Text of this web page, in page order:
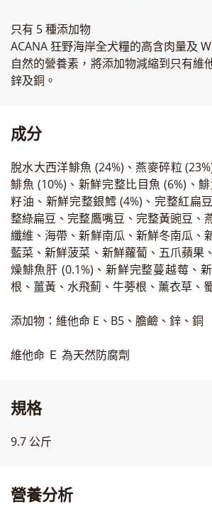
只有 5 種添加物
ACANA 狂野海岸全犬糧的高含肉量及
自然的營養素，將添加物減縮到只有維
鋅及銅。
成分
脫水大西洋鯡魚 (24%)、燕麥碎粒
鯡魚 (10%)、新鮮完整比目魚 (6%)、
籽油、新鮮完整銀鱈 (4%)、完整紅扁
整綠扁豆、完整鷹嘴豆、完整黃豌豆、
纖維、海帶、新鮮南瓜、新鮮冬南瓜、
藍菜、新鮮菠菜、新鮮蘿蔔、五爪蘋果
燥鯡魚肝 (0.1%)、新鮮完整蔓越莓、
根、薑黃、水飛薊、牛蒡根、薰衣草、
添加物：維他命 E、B5、膽鹼、鋅、銅
維他命 Ｅ 為天然防腐劑
規格
9.7 公斤
營養分析